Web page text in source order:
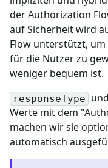
der Authorization
auf Sicherheit wird
Flow unterstützt, um
für die Nutzer zu
weniger bequem ist.
responseType und
Werte mit dem
machen wir sie
automatisch